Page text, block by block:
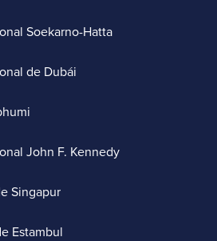
Soekarno-Hatta
de Dubái
John F. Kennedy
Singapur
Estambul